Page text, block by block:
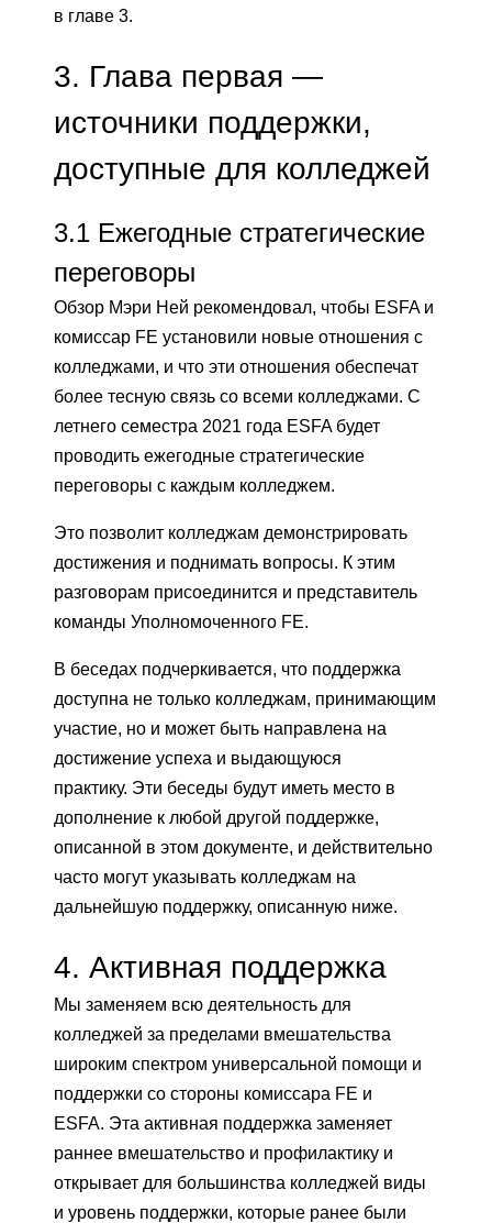
в главе 3.
3. Глава первая —
источники поддержки,
доступные для колледжей
3.1 Ежегодные стратегические
переговоры
Обзор Мэри Ней рекомендовал, чтобы ESFA и
комиссар FE установили новые отношения с
колледжами, и что эти отношения обеспечат
более тесную связь со всеми колледжами. С
летнего семестра 2021 года ESFA будет
проводить ежегодные стратегические
переговоры с каждым колледжем.
Это позволит колледжам демонстрировать
достижения и поднимать вопросы. К этим
разговорам присоединится и представитель
команды Уполномоченного FE.
В беседах подчеркивается, что поддержка
доступна не только колледжам, принимающим
участие, но и может быть направлена ​​на
достижение успеха и выдающуюся
практику. Эти беседы будут иметь место в
дополнение к любой другой поддержке,
описанной в этом документе, и действительно
часто могут указывать колледжам на
дальнейшую поддержку, описанную ниже.
4. Активная поддержка
Мы заменяем всю деятельность для
колледжей за пределами вмешательства
широким спектром универсальной помощи и
поддержки со стороны комиссара FE и
ESFA. Эта активная поддержка заменяет
раннее вмешательство и профилактику и
открывает для большинства колледжей виды
и уровень поддержки, которые ранее были